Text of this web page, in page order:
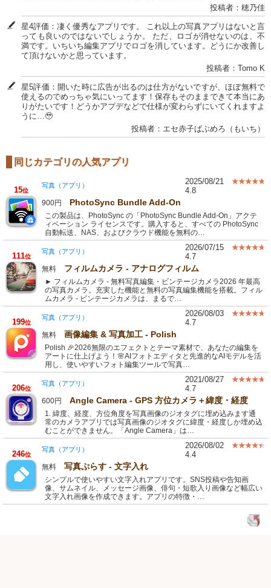
投稿者：穂乃佳
星4評価：凄く優秀なアプリです。 これ以上の写真アプリはないと言
っても良いのではないでしょうか。 ただ、ロゴが消せないのは、不
満です。いちいち編集アプリでロゴを消しています。どうにか改善し
て頂けないかと思っています。
投稿者：Tomo K
星5評価：開いた時に広告が出るのは仕方がないですが、ほぼ無料で
使えるのでめっちゃ気にいってます！保存もそのままできて本当にあ
りがたいです！どうかアプデなどで仕様が変わらずにいてくれますよ
うに…🥹
投稿者：エセ赤子ばぶめろ（もいち）
同じカテゴリの人気アプリ
15位
写真（アプリ）
2025/08/21
4.8
900円 PhotoSync Bundle Add-On
この製品は、PhotoSync の「PhotoSync Bundle Add-On」アクテ
ィベーション ライセンスです。購入すると、すべての PhotoSync
自動転送、NAS、およびクラウド機能を無料の…
111位
写真（アプリ）
2026/07/15
4.7
無料 フィルムカメラ - アナログフィルム
► フィルムカメラ - 無料写真編集・ビンテージカメラ2026 年最高
の写真カメラ。充実した機能と無料の写真編集機能を搭載。フィル
ムカメラ - ビンテージカメラは、まるで…
199位
写真（アプリ）
2026/08/03
4.7
無料 画像編集 & 写真加工 - Polish
Polish 🎉2026無限のエフェクトとテーマ素材で、あなたの編集を
アートに仕上げよう！🌸AIフォトエディタと先進的なAIモデルを活
用し、使いやすいフォト編集ツールで写真…
206位
写真（アプリ）
2021/08/27
4.7
600円 Angle Camera - GPS 方位カメラ＋緯度・経度
1. 緯度、経度、方位角度を写真画像のジオタグに埋め込みます通
常のカメラアプリでは写真画像のジオタグに緯度・経度しか埋め込
むことができません。「Angle Camera」は…
246位
写真（アプリ）
2026/08/02
4.4
無料 写真ぷらす - 文字入れ
シンプルで使いやすい文字入れアプリです。SNS投稿や告知画
像、サムネイル、メッセージ画像、俳句・短歌入り画像など幅広い
文字入れ画像を作成できます。アプリの特徴・…